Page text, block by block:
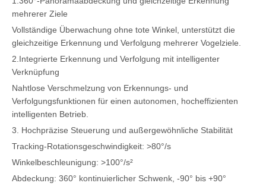
mehrerer Ziele
Vollständige Überwachung ohne tote Winkel, unterstützt die
gleichzeitige Erkennung und Verfolgung mehrerer Vogelziele.
2.Integrierte Erkennung und Verfolgung mit intelligenter
Verknüpfung
Nahtlose Verschmelzung von Erkennungs- und
Verfolgungsfunktionen für einen autonomen, hocheffizienten
intelligenten Betrieb.
3. Hochpräzise Steuerung und außergewöhnliche Stabilität
Tracking-Rotationsgeschwindigkeit: >80°/s
Winkelbeschleunigung: >100°/s²
Abdeckung: 360° kontinuierlicher Schwenk, -90° bis +90°